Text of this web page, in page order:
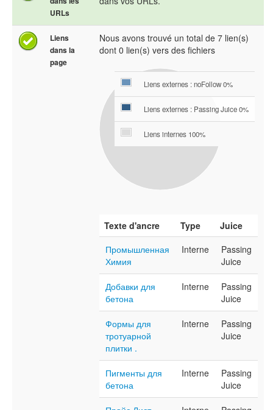
URLs
Liens
dans la
page
Nous avons trouvé un total de 7 lien(s)
dont 0 lien(s) vers des fichiers
Liens externes : noFollow 0%
Liens externes : Passing Juice 0%
Liens internes 100%
Texte d'ancre Type
Juice
Промышленная
Химия
Interne
Passing
Juice
Добавки для
бетона
Interne
Passing
Juice
Формы для
тротуарной
плитки .
Interne
Passing
Juice
Пигменты для
бетона
Interne
Passing
Juice